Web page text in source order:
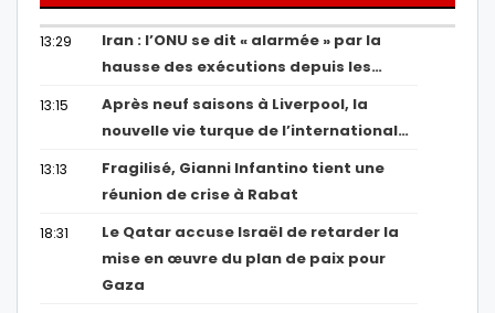
13:29
Iran : l’ONU se dit « alarmée » par la
hausse des exécutions depuis les…
13:15
Après neuf saisons à Liverpool, la
nouvelle vie turque de l’international…
13:13
Fragilisé, Gianni Infantino tient une
réunion de crise à Rabat
18:31
Le Qatar accuse Israël de retarder la
mise en œuvre du plan de paix pour
Gaza